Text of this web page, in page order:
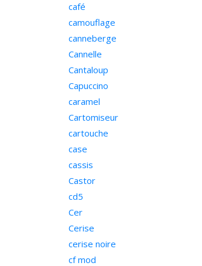
café
camouflage
canneberge
Cannelle
Cantaloup
Capuccino
caramel
Cartomiseur
cartouche
case
cassis
Castor
cd5
Cer
Cerise
cerise noire
cf mod